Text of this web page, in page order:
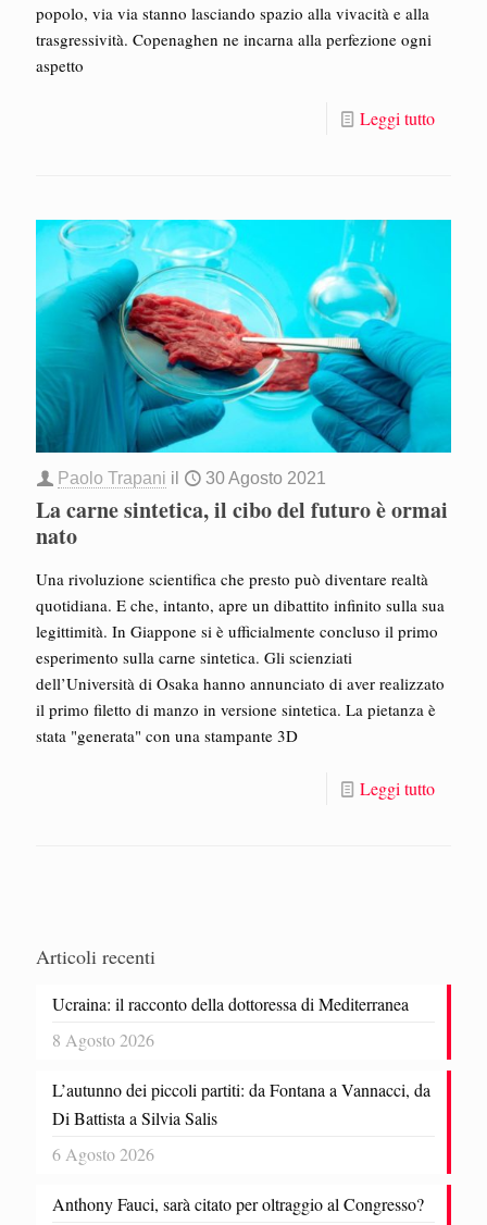
popolo, via via stanno lasciando spazio alla vivacità e alla
trasgressività. Copenaghen ne incarna alla perfezione ogni
aspetto
Leggi tutto
Paolo Trapani il 30 Agosto 2021
La carne sintetica, il cibo del futuro è ormai
nato
Una rivoluzione scientifica che presto può diventare realtà
quotidiana. E che, intanto, apre un dibattito infinito sulla sua
legittimità. In Giappone si è ufficialmente concluso il primo
esperimento sulla carne sintetica. Gli scienziati
dell’Università di Osaka hanno annunciato di aver realizzato
il primo filetto di manzo in versione sintetica. La pietanza è
stata "generata" con una stampante 3D
Leggi tutto
Articoli recenti
Ucraina: il racconto della dottoressa di Mediterranea
8 Agosto 2026
L’autunno dei piccoli partiti: da Fontana a Vannacci, da
Di Battista a Silvia Salis
6 Agosto 2026
Anthony Fauci, sarà citato per oltraggio al Congresso?